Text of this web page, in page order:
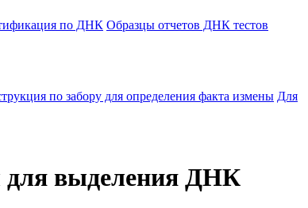
по ДНК Образцы отчетов ДНК тестов
по забору для определения факта измены Для
для выделения ДНК